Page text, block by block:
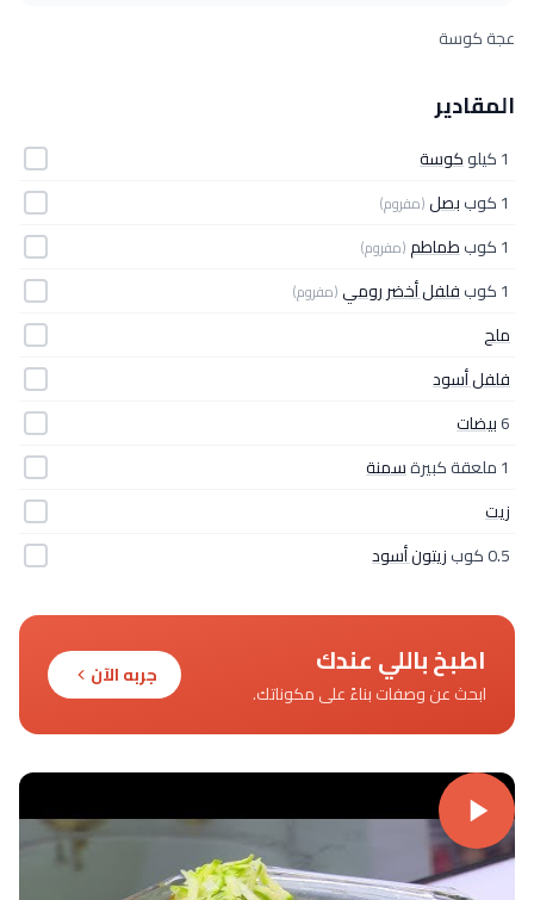
عجة كوسة
المقادير
1 كيلو
كوسة
1 كوب
بصل(مفروم)
1 كوب طماطم(مفروم)
1 كوب فلفل أخضر رومي (مفروم)
ملح
فلفل أسود
6بيضات
1 ملعقة كبيرة
سمنة
زيت
0.5 كوب
زيتون أسود
اطبخ باللي عندك
ابحث عن وصفات بناءً على مكوناتك.
جربه الآن